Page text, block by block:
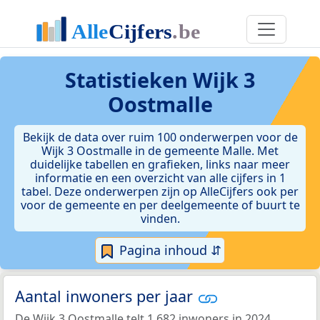
Statistieken Wijk 3
Oostmalle
Bekijk de data over ruim 100 onderwerpen voor de
Wijk 3 Oostmalle in de gemeente Malle. Met
duidelijke tabellen en grafieken, links naar meer
informatie en een overzicht van alle cijfers in 1
tabel. Deze onderwerpen zijn op AlleCijfers ook per
voor de gemeente en per deelgemeente of buurt te
vinden.
Pagina inhoud ⇵
Aantal inwoners per jaar